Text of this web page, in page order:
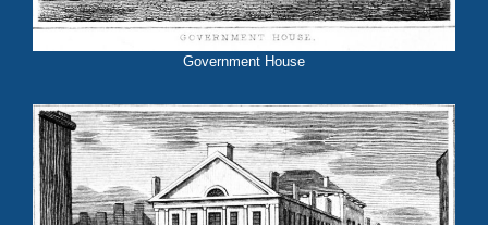
Government House